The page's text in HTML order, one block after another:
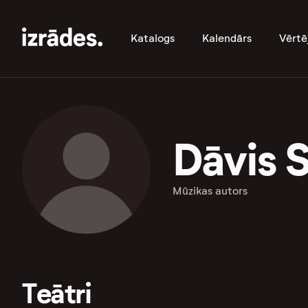
Katalogs Kalendārs
Dāvis
Mūzikas autors
Teātri